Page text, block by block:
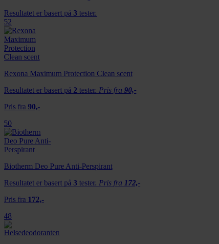
Resultatet er basert på 3 tester.
52
Rexona Maximum Protection Clean scent
Resultatet er basert på 2 tester. Pris fra 90,-
Pris fra 90,-
50
Biotherm Deo Pure Anti-Perspirant
Resultatet er basert på 3 tester. Pris fra 172,-
Pris fra 172,-
48